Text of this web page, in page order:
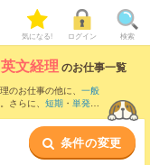
気になる! ログイン 検索
文経理 のお仕事一覧
のお仕事の他に、 一般
さらに、 短期 ・ 単発な
条件の変更